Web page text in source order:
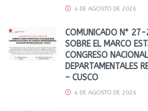
4 DE AGOSTO DE 2026
COMUNICADO N°
SOBRE EL MARCO
CONGRESO
DEPARTAMENTALES
– CUSCO
4 DE AGOSTO DE 2026